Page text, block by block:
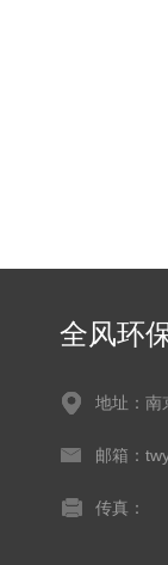
全风环
地址：南
邮箱：
传真：